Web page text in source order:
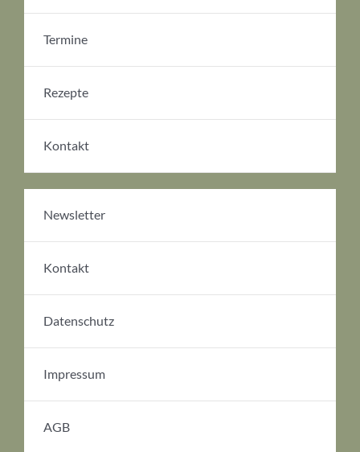
Termine
Rezepte
Kontakt
Newsletter
Kontakt
Datenschutz
Impressum
AGB